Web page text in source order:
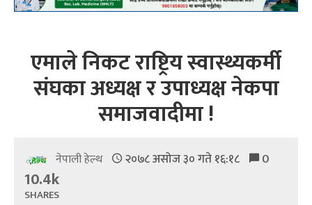
एमाले निकट राष्ट्रिय स्वास्थ्यकर्मी
संघका अध्यक्ष र उपाध्यक्ष नेकपा
समाजवादीमा !
नेपाली हेल्थ २०७८ असोज ३० गते १६:१८ 0
10.4k
SHARES